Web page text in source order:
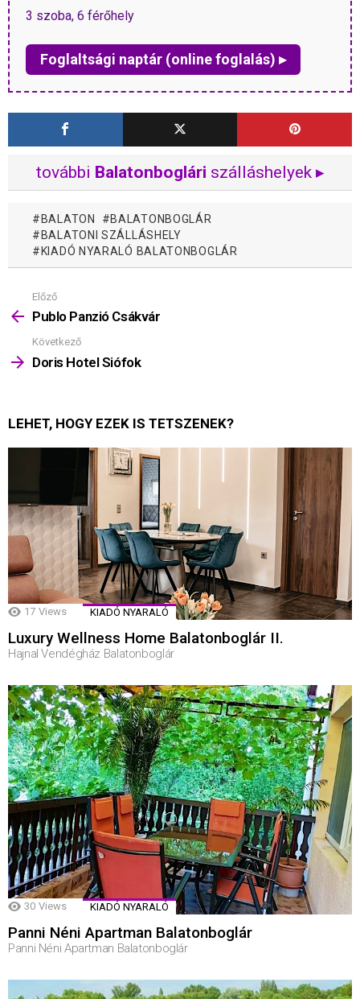
3 szoba, 6 férőhely
Foglaltsági naptár (online foglalás) ▸
további Balatonboglári szálláshelyek ▸
BALATON
BALATONBOGLÁR
BALATONI SZÁLLÁSHELY
KIADÓ NYARALÓ BALATONBOGLÁR
Mutass
többet
Előző
Publo Panzió Csákvár
Következő
Doris Hotel Siófok
LEHET, HOGY EZEK IS TETSZENEK?
17 Views KIADÓ NYARALÓ
Luxury Wellness Home Balatonboglár II.
Hajnal Vendégház Balatonboglár
30 Views KIADÓ NYARALÓ
Panni Néni Apartman Balatonboglár
Panni Néni Apartman Balatonboglár